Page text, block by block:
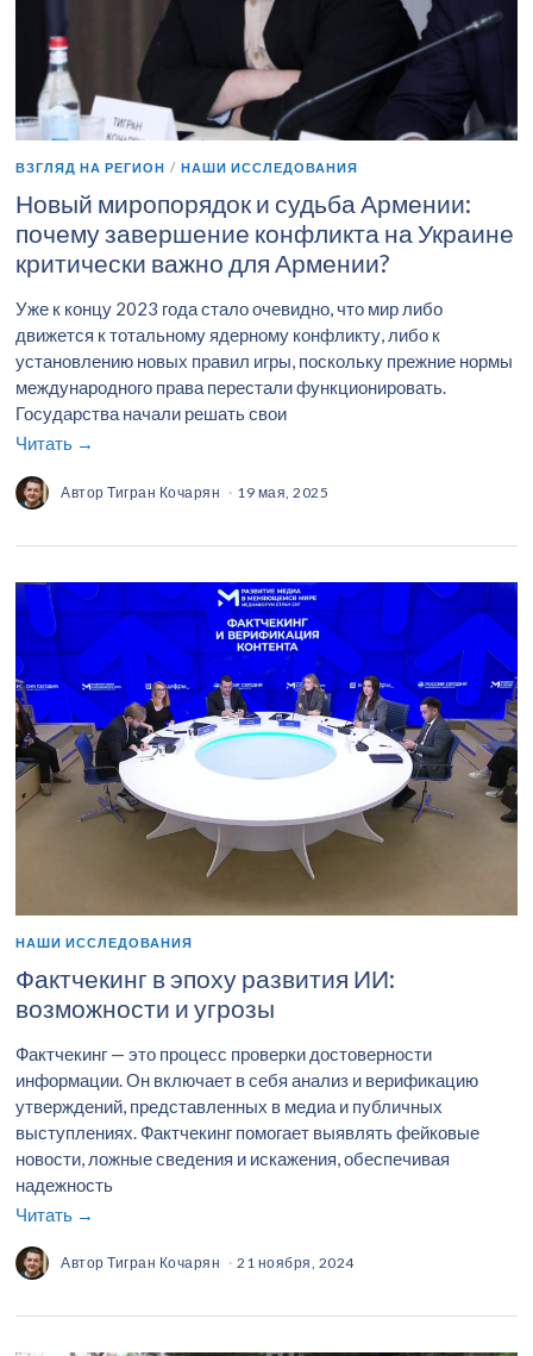
ВЗГЛЯД НА РЕГИОН / НАШИ ИССЛЕДОВАНИЯ
Новый миропорядок и судьба Армении:
почему завершение конфликта на Украине
критически важно для Армении?
Уже к концу 2023 года стало очевидно, что мир либо
движется к тотальному ядерному конфликту, либо к
установлению новых правил игры, поскольку прежние нормы
международного права перестали функционировать.
Государства начали решать свои
Читать →
АвторТигран Кочарян 19 мая, 2025
НАШИ ИССЛЕДОВАНИЯ
Фактчекинг в эпоху развития ИИ:
возможности и угрозы
Фактчекинг — это процесс проверки достоверности
информации. Он включает в себя анализ и верификацию
утверждений, представленных в медиа и публичных
выступлениях. Фактчекинг помогает выявлять фейковые
новости, ложные сведения и искажения, обеспечивая
надежность
Читать →
АвторТигран Кочарян 21 ноября, 2024